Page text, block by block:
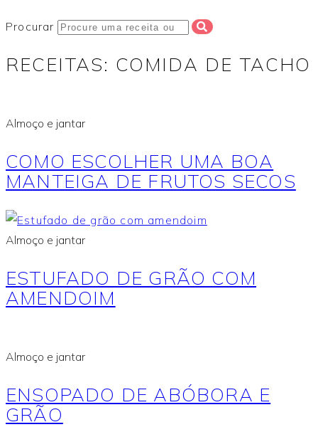
Procurar
RECEITAS: COMIDA DE TACHO
Almoço e jantar
COMO ESCOLHER UMA BOA
MANTEIGA DE FRUTOS SECOS
Almoço e jantar
ESTUFADO DE GRÃO COM
AMENDOIM
Almoço e jantar
ENSOPADO DE ABÓBORA E
GRÃO